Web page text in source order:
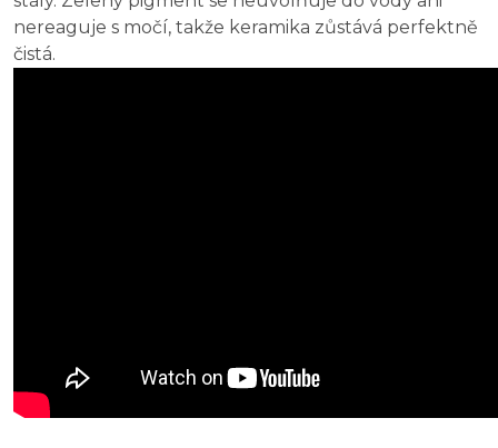
nereaguje s močí, takže keramika zůstává perfektně
čistá.